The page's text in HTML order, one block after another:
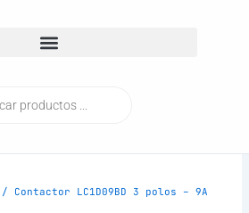
/ Contactor LC1D09BD 3 polos – 9A